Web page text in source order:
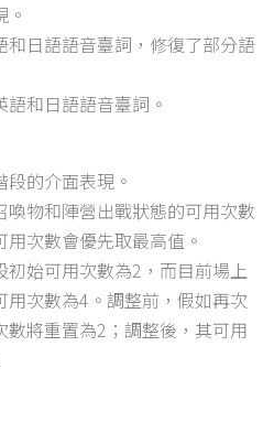
日語語音臺詞，修復了部分語
和日語語音臺詞。
的介面表現。
物和陣營出戰狀態的可用次數
次數會優先取最高值。
始可用次數為2，而目前場上
次數為4。調整前，假如再次
將重置為2；調整後，其可用